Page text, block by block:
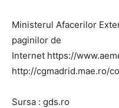
Ministerul Afacerilor
paginilor de
Internet https://
http://cgmadrid.mae.ro/
Sursa : gds.ro